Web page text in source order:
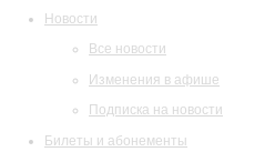
Новости
Все новости
Изменения в афише
Подписка на новости
Билеты и абонементы